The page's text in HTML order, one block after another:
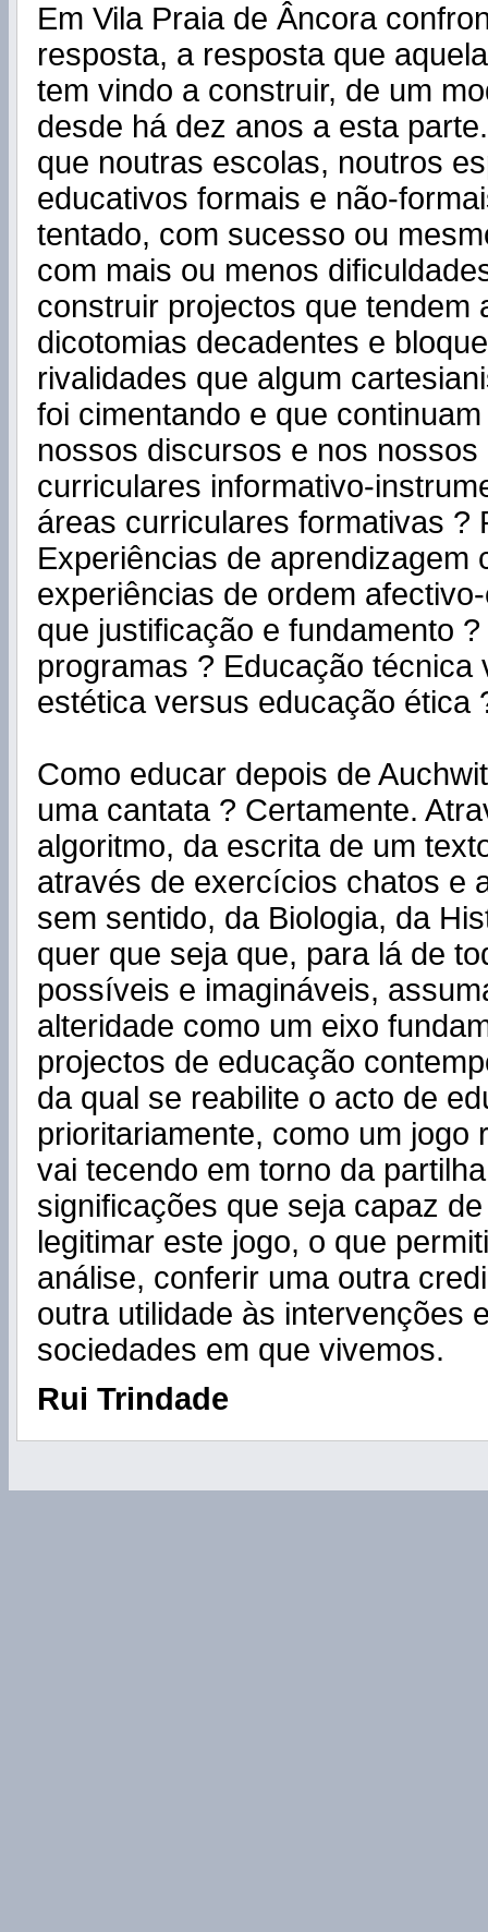
Em Vila Praia de Âncora
resposta, a resposta que
tem vindo a construir, de um
desde há dez anos a esta
que noutras escolas, noutros
educativos formais e não-
tentado, com sucesso ou
com mais ou menos
construir projectos que tendem
dicotomias decadentes e
rivalidades que algum
foi cimentando e que
nossos discursos e nos
curriculares informativo-
áreas curriculares formativas ?
Experiências de aprendizagem
experiências de ordem
que justificação e fundamento
programas ? Educação técnica
estética versus educação ética
Como educar depois de
uma cantata ? Certamente.
algoritmo, da escrita de um
através de exercícios chatos e
sem sentido, da Biologia, da
quer que seja que, para lá de
possíveis e imagináveis,
alteridade como um eixo
projectos de educação
da qual se reabilite o acto de
prioritariamente, como um jogo
vai tecendo em torno da
significações que seja capaz
legitimar este jogo, o que
análise, conferir uma outra
outra utilidade às intervenções
sociedades em que vivemos.
Rui Trindade